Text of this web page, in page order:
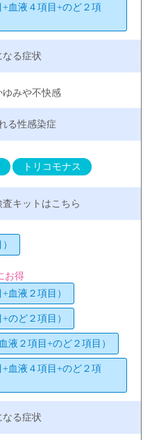
血液４項目+のど２項
ゆみや不快感
トリコモナス
お得
血液２項目）
のど２項目）
液２項目+のど２項目）
血液４項目+のど２項